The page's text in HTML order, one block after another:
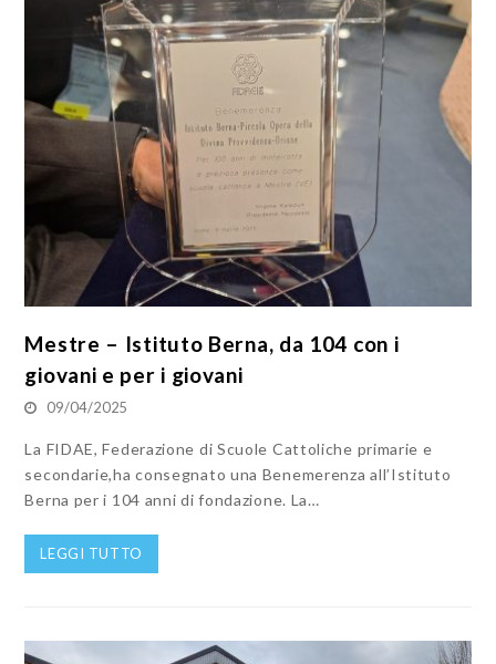
Mestre – Istituto Berna, da 104 con i
giovani e per i giovani
09/04/2025
La FIDAE, Federazione di Scuole Cattoliche primarie e
secondarie,ha consegnato una Benemerenza all’Istituto
Berna per i 104 anni di fondazione. La…
LEGGI TUTTO